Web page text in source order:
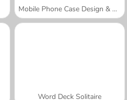
Mobile Phone Case Design & DIY
Word Deck Solitaire